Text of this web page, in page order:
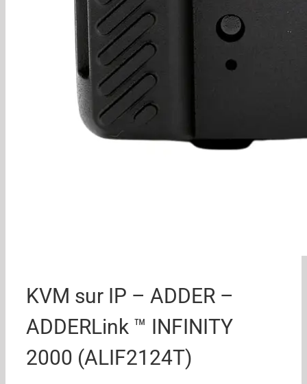
KVM sur IP – ADDER –
ADDERLink ™ INFINITY
2000 (ALIF2124T)